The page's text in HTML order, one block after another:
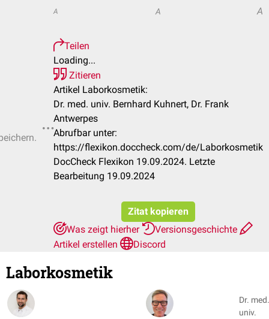
A A A
Teilen
Loading...
Zitieren
Artikel Laborkosmetik:
Dr. med. univ. Bernhard Kuhnert, Dr. Frank
Antwerpes
Abrufbar unter:
https://flexikon.doccheck.com/de/Laborkosmetik
DocCheck Flexikon 19.09.2024. Letzte
Bearbeitung 19.09.2024
Zitat kopieren
Was zeigt hierher
Versionsgeschichte
Artikel erstellen
Discord
Laborkosmetik
Dr. med.
univ.